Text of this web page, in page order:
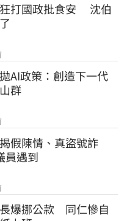
打國政批食安　 沈伯
AI政策：創造下一代
群
假陳情、真盜號詐
員遇到
爆挪公款　同仁慘自